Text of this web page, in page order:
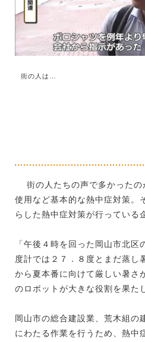
街の人は…
街の人たちの声で多かったの
使用など基本的な熱中症対策。
らした熱中症対策が行っている
「午後４時を回った岡山市北
度計では２７．８度とまだ蒸し
から夏本番に向けて厳しい暑さ
のロボットが大きな役割を果た
岡山市の総合建設業、荒木組の
にわたる作業を行うため、熱中